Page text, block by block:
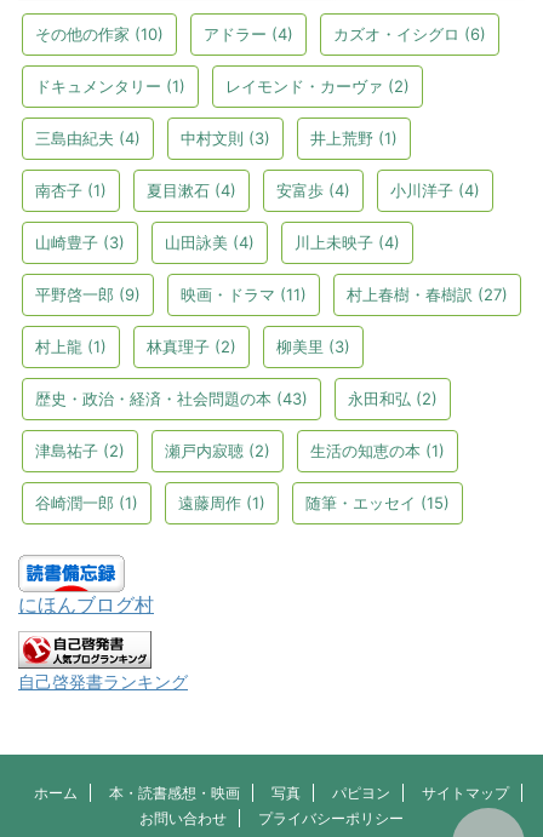
その他の作家 (10) アドラー (4) カズオ・イシグロ (6)
ドキュメンタリー (1) レイモンド・カーヴァ (2)
三島由紀夫 (4) 中村文則 (3) 井上荒野 (1)
南杏子 (1) 夏目漱石 (4) 安富歩 (4) 小川洋子 (4)
山崎豊子 (3) 山田詠美 (4) 川上未映子 (4)
平野啓一郎 (9) 映画・ドラマ (11) 村上春樹・春樹訳 (27)
村上龍 (1) 林真理子 (2) 柳美里 (3)
歴史・政治・経済・社会問題の本 (43) 永田和弘 (2)
津島祐子 (2) 瀬戸内寂聴 (2) 生活の知恵の本 (1)
谷崎潤一郎 (1) 遠藤周作 (1) 随筆・エッセイ (15)
にほんブログ村
自己啓発書ランキング
ホーム 本・読書感想・映画 写真 パピヨン
サイトマップ
お問い合わせ
プライバシーポリシー